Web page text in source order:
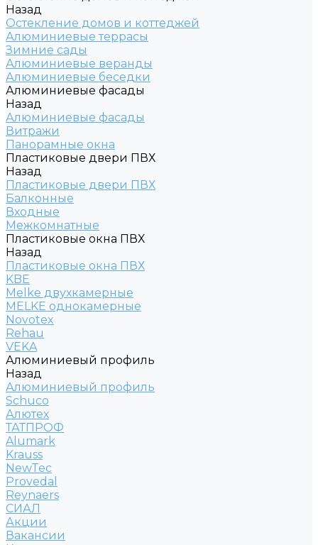
Назад
Остекление домов и коттеджей
Алюминиевые террасы
Зимние сады
Алюминиевые веранды
Алюминиевые беседки
Алюминиевые фасады
Назад
Алюминиевые фасады
Витражи
Панорамные окна
Пластиковые двери ПВХ
Назад
Пластиковые двери ПВХ
Балконные
Входные
Межкомнатные
Пластиковые окна ПВХ
Назад
Пластиковые окна ПВХ
KBE
Melke двухкамерные
MELKE однокамерные
Novotex
Rehau
VEKA
Алюминиевый профиль
Назад
Алюминиевый профиль
Schuco
Алютех
ТАТПРОФ
Alumark
Krauss
NewTec
Provedal
Reynaers
СИАЛ
Акции
Вакансии